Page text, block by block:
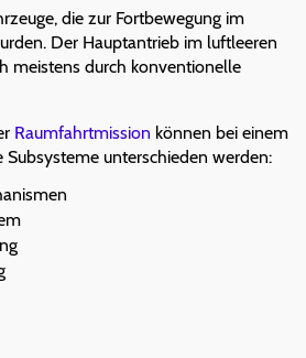
die zur Fortbewegung im
Der Hauptantrieb im luftleeren
meistens durch konventionelle
Raumfahrtmission können bei einem
unterschieden werden: